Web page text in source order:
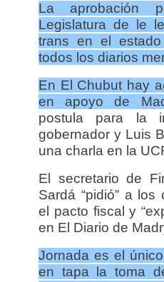
La aprobación
Legislatura de le
trans en el
todos los diarios
En El Chubut hay
en apoyo de
postula para la
gobernador y Luis
una charla en la
El secretario de
Sardá “pidió” a
el pacto fiscal y
en El Diario de
Jornada es el
en tapa la toma